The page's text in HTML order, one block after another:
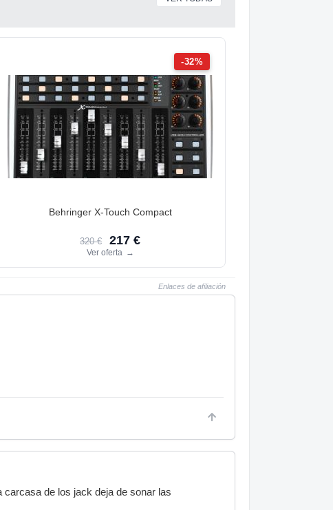
-32%
Behringer X-Touch Compact
320 € 217 €
Ver oferta →
Enlaces de afiliación
de los jack deja de sonar las